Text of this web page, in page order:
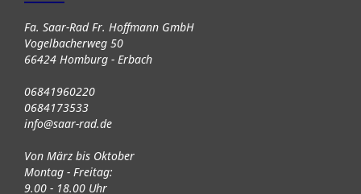
Fa. Saar-Rad Fr. Hoffmann GmbH
Vogelbacherweg 50
66424 Homburg - Erbach
06841960220
0684173533
info@saar-rad.de
Von März bis Oktober
Montag - Freitag:
9.00 - 18.00 Uhr